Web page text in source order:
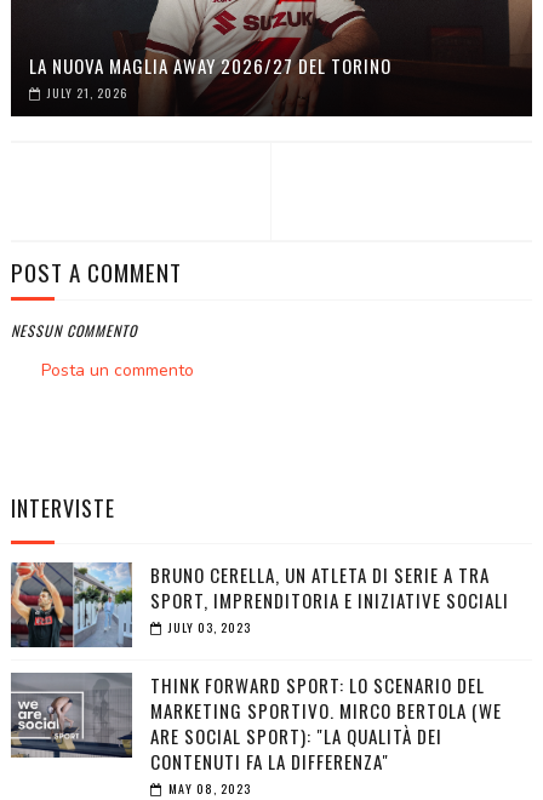
LA NUOVA MAGLIA AWAY 2026/27 DEL TORINO
JULY 21, 2026
POST A COMMENT
NESSUN COMMENTO
Posta un commento
INTERVISTE
BRUNO CERELLA, UN ATLETA DI SERIE A TRA
SPORT, IMPRENDITORIA E INIZIATIVE SOCIALI
JULY 03, 2023
THINK FORWARD SPORT: LO SCENARIO DEL
MARKETING SPORTIVO. MIRCO BERTOLA (WE
ARE SOCIAL SPORT): "LA QUALITÀ DEI
CONTENUTI FA LA DIFFERENZA"
MAY 08, 2023